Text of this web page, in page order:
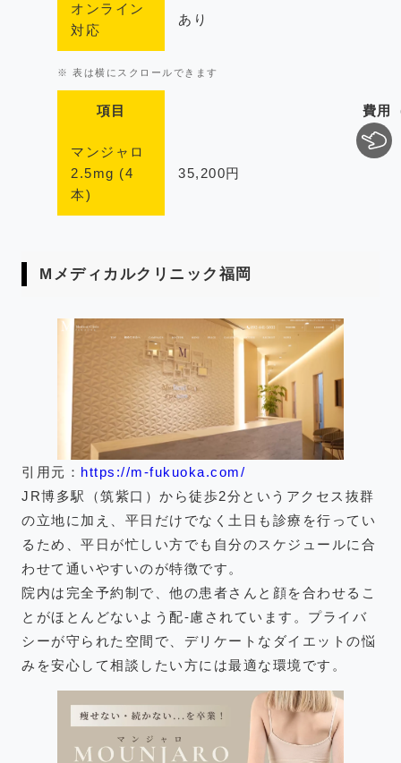
オンライン
対応
あり
項目 費用
マンジャロ
2.5mg (4
本)
35,200円
Mメディカルクリニック福岡
引用元： https://m-fukuoka.com/
JR博多駅（筑紫口）から徒歩2分というアクセス抜群
の立地に加え、平日だけでなく土日も診療を行ってい
るため、平日が忙しい方でも自分のスケジュールに合
わせて通いやすいのが特徴です。
院内は完全予約制で、他の患者さんと顔を合わせるこ
とがほとんどないよう配-慮されています。プライバ
シーが守られた空間で、デリケートなダイエットの悩
みを安心して相談したい方には最適な環境です。